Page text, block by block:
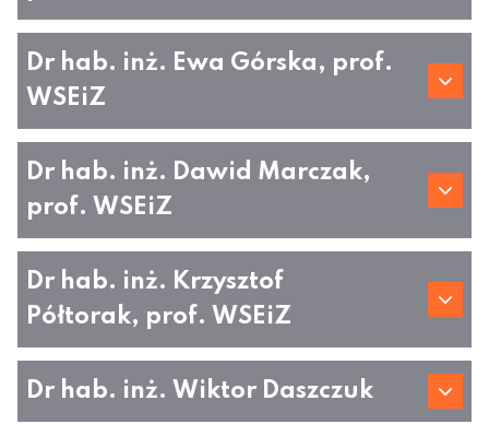
Dr hab. inż. Ewa Górska, prof.
WSEiZ
Dr hab. inż. Dawid Marczak,
prof. WSEiZ
Dr hab. inż. Krzysztof
Półtorak, prof. WSEiZ
Dr hab. inż. Wiktor Daszczuk